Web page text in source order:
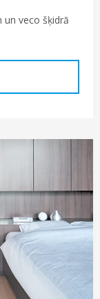
veco šķidrā